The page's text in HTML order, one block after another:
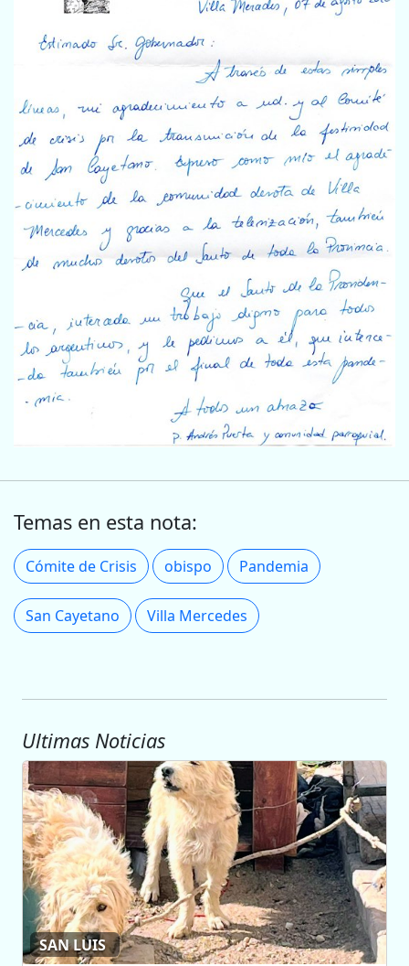
Temas en esta nota:
Cómite de Crisis obispo Pandemia
San Cayetano Villa Mercedes
Ultimas Noticias
SAN LUIS